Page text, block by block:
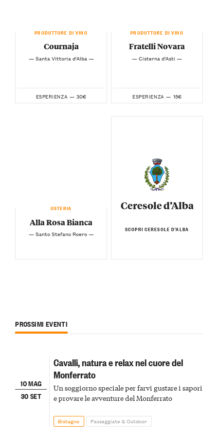
PRODUTTORE DI VINO
Cournaja
— Santa Vittoria d’Alba —
ESPERIENZA — 30€
PRODUTTORE DI VINO
Fratelli Novara
— Cisterna d’Asti —
ESPERIENZA — 15€
OSTERIA
Alla Rosa Bianca
— Santo Stefano Roero —
Ceresole d’Alba
SCOPRI CERESOLE D’ALBA
PROSSIMI EVENTI
10 MAG
30 SET
Cavalli, natura e relax nel cuore del
Monferrato
Un soggiorno speciale per farvi gustare i sapori
e provare le avventure del Monferrato
Bistagno Passeggiate & Outdoor